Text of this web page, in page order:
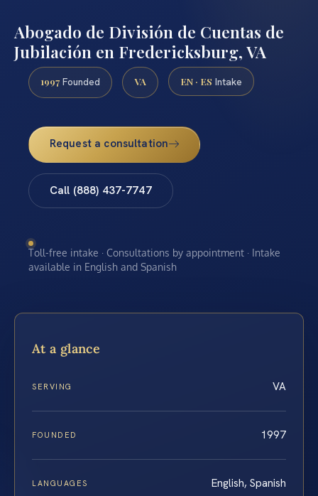
Abogado de División de Cuentas de
Jubilación en Fredericksburg, VA
1997 Founded VA EN · ES Intake
Request a consultation
Call (888) 437-7747
Toll-free intake · Consultations by appointment · Intake
available in English and Spanish
At a glance
SERVING VA
FOUNDED 1997
LANGUAGES English, Spanish